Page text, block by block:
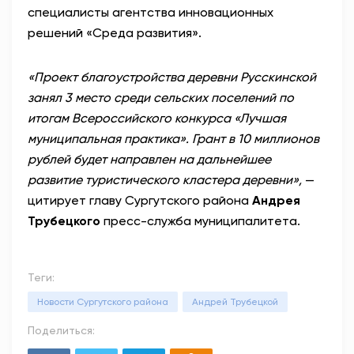
Вход / Регистрация
специалисты агентства инновационных
решений «Среда развития».
«Проект благоустройства деревни Русскинской
занял 3 место среди сельских поселений по
итогам Всероссийского конкурса «Лучшая
муниципальная практика». Грант в 10 миллионов
рублей будет направлен на дальнейшее
развитие туристического кластера деревни», —
цитирует главу Сургутского района Андрея
Трубецкого пресс-служба муниципалитета.
Теги:
Новости Сургутского района Андрей Трубецкой
Поделиться: